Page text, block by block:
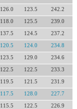
126.0 123.5 242.2
118.0 125.5 239.0
137.5 124.5 237.2
120.5 124.0 234.8
123.5 129.0 234.6
122.5 122.5 233.3
119.5 121.5 231.9
117.5 128.0 227.7
115.5 122.5 226.9